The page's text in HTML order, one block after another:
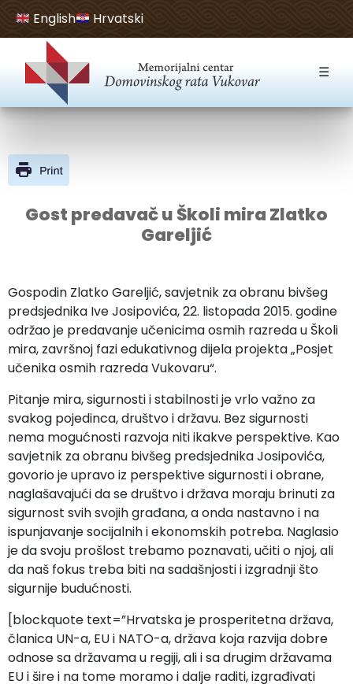
Open toolbar
English Hrvatski
☰
Gost predavač u Školi mira Zlatko
Gareljić
Gospodin Zlatko Gareljić, savjetnik za obranu bivšeg
predsjednika Ive Josipovića, 22. listopada 2015. godine
održao je predavanje učenicima osmih razreda u Školi
mira, završnoj fazi edukativnog dijela projekta „Posjet
učenika osmih razreda Vukovaru“.
Pitanje mira, sigurnosti i stabilnosti je vrlo važno za
svakog pojedinca, društvo i državu. Bez sigurnosti
nema mogućnosti razvoja niti ikakve perspektive. Kao
savjetnik za obranu bivšeg predsjednika Josipovića,
govorio je upravo iz perspektive sigurnosti i obrane,
naglašavajući da se društvo i država moraju brinuti za
sigurnost svih svojih građana, a onda nastavno i na
ispunjavanje socijalnih i ekonomskih potreba. Naglasio
je da svoju prošlost trebamo poznavati, učiti o njoj, ali
da naš fokus treba biti na sadašnjosti i izgradnji što
sigurnije budućnosti.
[blockquote text=”Hrvatska je prosperitetna država,
članica UN-a, EU i NATO-a, država koja razvija dobre
odnose sa državama u regiji, ali i sa drugim državama
EU i šire i na tome moramo i dalje raditi, izgrađivati